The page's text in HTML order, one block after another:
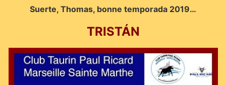
Suerte, Thomas, bonne temporada 2019…
TRISTÁN